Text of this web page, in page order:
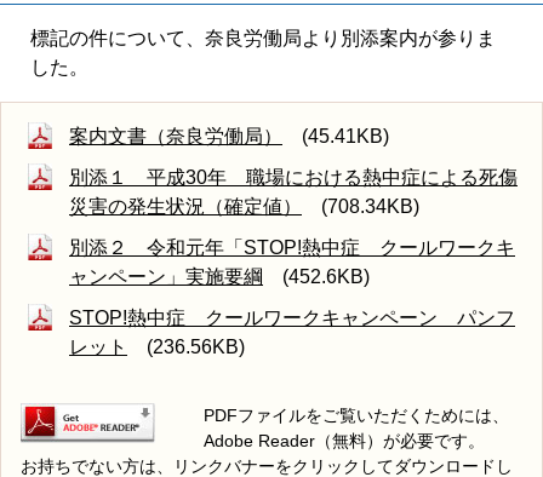
標記の件について、奈良労働局より別添案内が参りま
した。
案内文書（奈良労働局）
(45.41KB)
別添１ 平成30年 職場における熱中症による死傷
災害の発生状況（確定値）
(708.34KB)
別添２ 令和元年「STOP!熱中症 クールワークキ
ャンペーン」実施要綱
(452.6KB)
STOP!熱中症 クールワークキャンペーン パンフ
レット
(236.56KB)
PDFファイルをご覧いただくためには、
Adobe Reader（無料）が必要です。
お持ちでない方は、リンクバナーをクリックしてダウンロードし